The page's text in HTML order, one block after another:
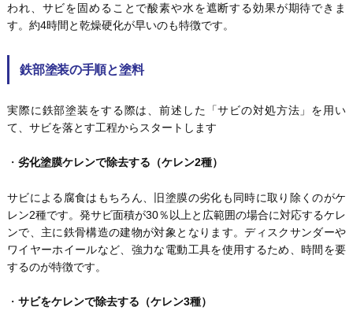
われ、サビを固めることで酸素や水を遮断する効果が期待できま
す。約4時間と乾燥硬化が早いのも特徴です。
鉄部塗装の手順と塗料
実際に鉄部塗装をする際は、前述した「サビの対処方法」を用い
て、サビを落とす工程からスタートします
・ 劣化塗膜ケレンで除去する（ケレン2種）
サビによる腐食はもちろん、旧塗膜の劣化も同時に取り除くのがケ
レン2種です。発サビ面積が30％以上と広範囲の場合に対応するケレ
ンで、主に鉄骨構造の建物が対象となります。ディスクサンダーや
ワイヤーホイールなど、強力な電動工具を使用するため、時間を要
するのが特徴です。
・ サビをケレンで除去する（ケレン3種）